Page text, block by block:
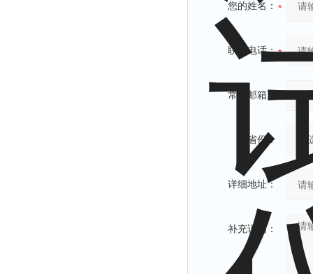
您的姓名：
联系电话：
常用邮箱：
省份：
详细地址：
补充说明：